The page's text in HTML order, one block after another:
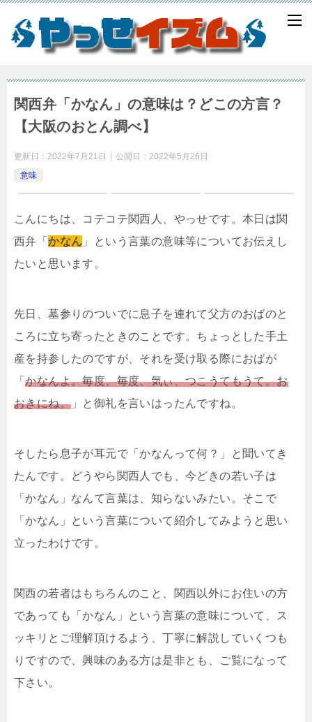
関西弁「かなん」の意味は？どこの方言？
【大阪のおとん調べ】
更新日： 2022年7月21日 公開日： 2022年5月26日
意味
こんにちは、コテコテ関西人、やっせです。本日は関
西弁「かなん 」という言葉の意味等についてお伝えし
たいと思います。
先日、墓参りのついでに息子を連れて父方のおばのと
ころに立ち寄ったときのことです。ちょっとした手土
産を持参したのですが、それを受け取る際におばが
「かなんよ。毎度、毎度、気ぃ、つこうてもうて。お
おきにね。 」と御礼を言いはったんですね。
そしたら息子が耳元で「かなんって何？」と聞いてき
たんです。どうやら関西人でも、今どきの若い子は
「かなん」なんて言葉は、知らないみたい。そこで
「かなん」という言葉について紹介してみようと思い
立ったわけです。
関西の若者はもちろんのこと、関西以外にお住いの方
であっても「かなん」という言葉の意味について、ス
ッキリとご理解頂けるよう、丁寧に解説していくつも
りですので、興味のある方は是非とも、ご覧になって
下さい。